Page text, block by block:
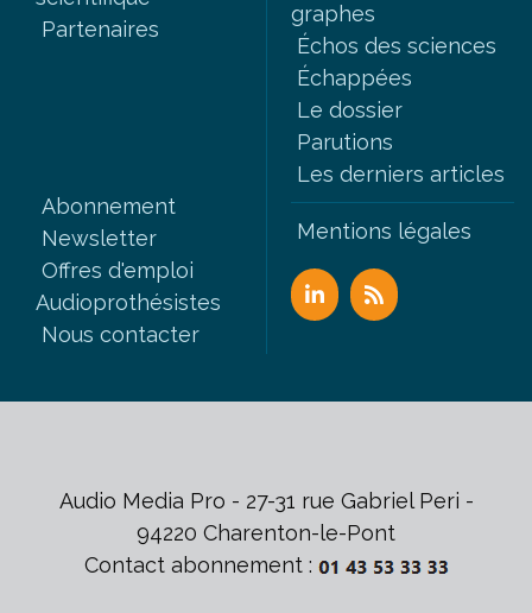
Partenaires
graphes
Échos des sciences
Échappées
Le dossier
Parutions
Les derniers articles
Abonnement
Newsletter
Offres d'emploi
Audioprothésistes
Nous contacter
Mentions légales
Audio Media Pro - 27-31 rue Gabriel Peri -
94220 Charenton-le-Pont
Contact abonnement :